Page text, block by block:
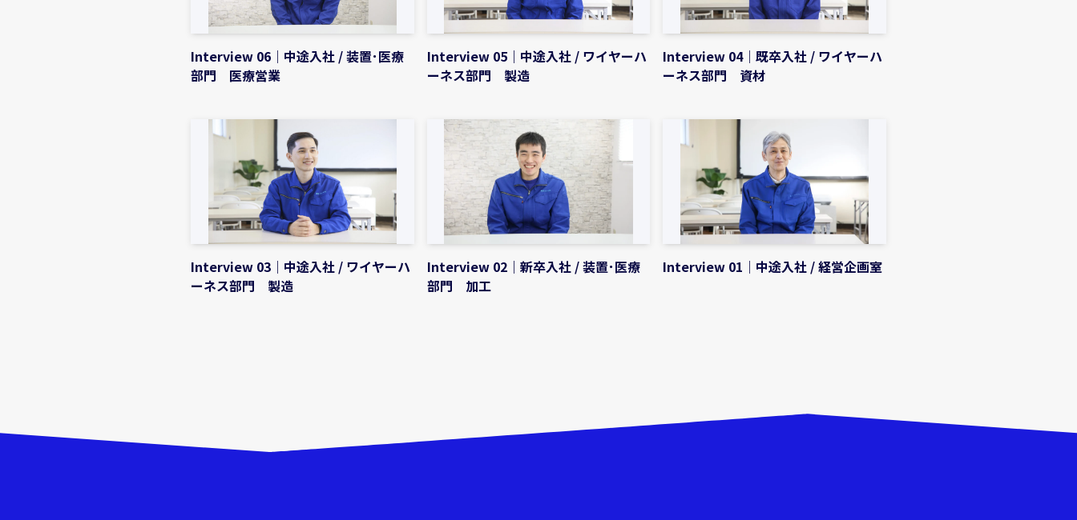
Interview 06｜中途入社 / 装置･医療
部門 医療営業
Interview 05｜中途入社 / ワイヤーハ
ーネス部門 製造
Interview 04｜既卒入社 / ワイヤーハ
ーネス部門 資材
Interview 03｜中途入社 / ワイヤーハ
ーネス部門 製造
Interview 02｜新卒入社 / 装置･医療
部門 加工
Interview 01｜中途入社 / 経営企画室